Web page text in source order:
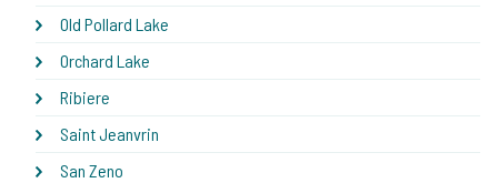
Old Pollard Lake
Orchard Lake
Ribiere
Saint Jeanvrin
San Zeno